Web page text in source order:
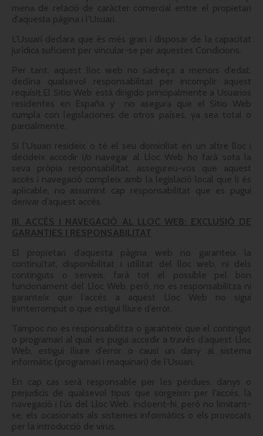
mena de relació de caràcter comercial entre el propietari
d’aquesta pàgina i l’Usuari.
L’Usuari declara que és més gran i disposar de la capacitat
jurídica suficient per vincular-se per aquestes Condicions.
Per tant, aquest lloc web no s’adreça a menors d’edat.
declina qualsevol responsabilitat per incomplir aquest
requisit.El Sitio Web está dirigido principalmente a Usuarios
residentes en España y no asegura que el Sitio Web
cumpla con legislaciones de otros países, ya sea total o
parcialmente.
Si l’Usuari resideix o té el seu domiciliat en un altre lloc i
decideix accedir i/o navegar al Lloc Web ho farà sota la
seva pròpia responsabilitat, assegureu-vos que aquest
accés i navegació compleix amb la legislació local que li és
aplicable, no assumint cap responsabilitat que es pugui
derivar d’aquest accés.
III. ACCÉS I NAVEGACIÓ AL LLOC WEB: EXCLUSIÓ DE
GARANTIES I RESPONSABILITAT
El propietari d’aquesta pàgina web no garanteix la
continuïtat, disponibilitat i utilitat del lloc web, ni dels
continguts o serveis. farà tot el possible pel bon
funcionament del Lloc Web, però, no es responsabilitza ni
garanteix que l’accés a aquest Lloc Web no sigui
ininterromput o que estigui lliure d’error.
Tampoc no es responsabilitza o garanteix que el contingut
o programari al qual es pugui accedir a través d’aquest Lloc
Web, estigui lliure d’error o causi un dany al sistema
informàtic (programari i maquinari) de l’Usuari.
En cap cas serà responsable per les pèrdues, danys o
perjudicis de qualsevol tipus que sorgeixin per l’accés, la
navegació i l’ús del Lloc Web, incloent-hi, però no limitant-
se, els ocasionats als sistemes informàtics o els provocats
per la introducció de virus.